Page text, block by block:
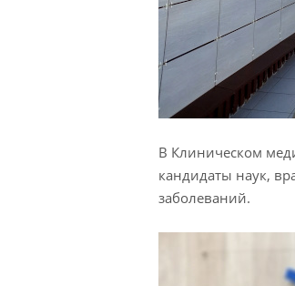
В Клиническом
кандидаты наук,
заболеваний.